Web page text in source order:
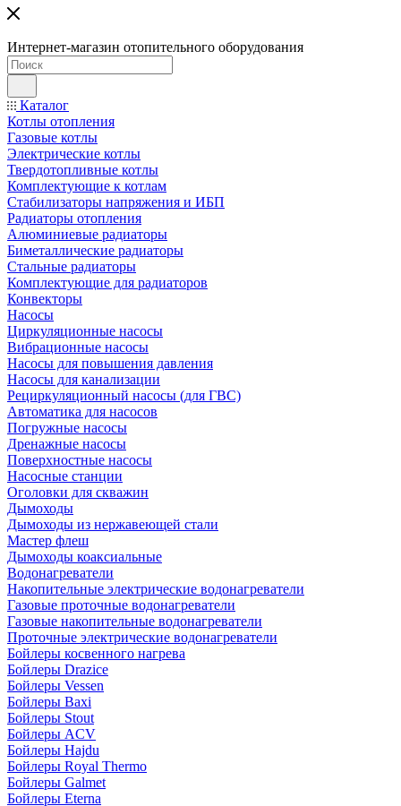
Интернет-магазин отопительного оборудования
Каталог
Котлы отопления
Газовые котлы
Электрические котлы
Твердотопливные котлы
Комплектующие к котлам
Стабилизаторы напряжения и ИБП
Радиаторы отопления
Алюминиевые радиаторы
Биметаллические радиаторы
Стальные радиаторы
Комплектующие для радиаторов
Конвекторы
Насосы
Циркуляционные насосы
Вибрационные насосы
Насосы для повышения давления
Насосы для канализации
Рециркуляционный насосы (для ГВС)
Автоматика для насосов
Погружные насосы
Дренажные насосы
Поверхностные насосы
Насосные станции
Оголовки для скважин
Дымоходы
Дымоходы из нержавеющей стали
Мастер флеш
Дымоходы коаксиальные
Водонагреватели
Накопительные электрические водонагреватели
Газовые проточные водонагреватели
Газовые накопительные водонагреватели
Проточные электрические водонагреватели
Бойлеры косвенного нагрева
Бойлеры Drazice
Бойлеры Vessen
Бойлеры Baxi
Бойлеры Stout
Бойлеры ACV
Бойлеры Hajdu
Бойлеры Royal Thermo
Бойлеры Galmet
Бойлеры Eterna